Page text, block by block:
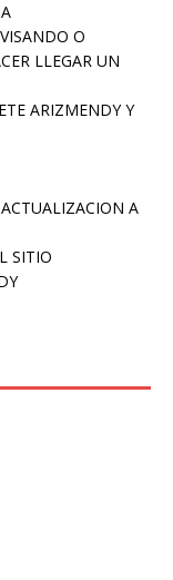
O
LLEGAR UN
ARIZMENDY Y
A
SITIO